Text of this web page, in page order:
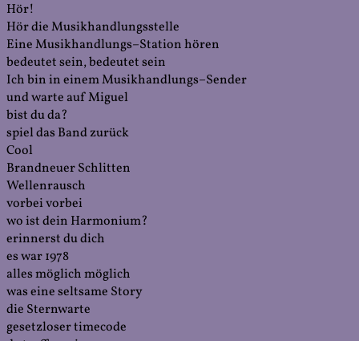
Hör!
Hör die Musikhandlungsstelle
Eine Musikhandlungs–Station hören
bedeutet sein, bedeutet sein
Ich bin in einem Musikhandlungs–Sender
und warte auf Miguel
bist du da?
spiel das Band zurück
Cool
Brandneuer Schlitten
Wellenrausch
vorbei vorbei
wo ist dein Harmonium?
erinnerst du dich
es war 1978
alles möglich möglich
was eine seltsame Story
die Sternwarte
gesetzloser timecode